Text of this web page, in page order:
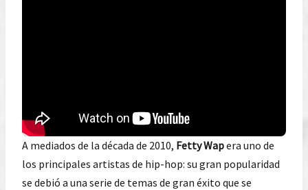
A mediados de la década de 2010, Fetty Wapera uno de
los principales artistas de hip-hop: su gran popularidad
se debió a una serie de temas de gran éxito que se